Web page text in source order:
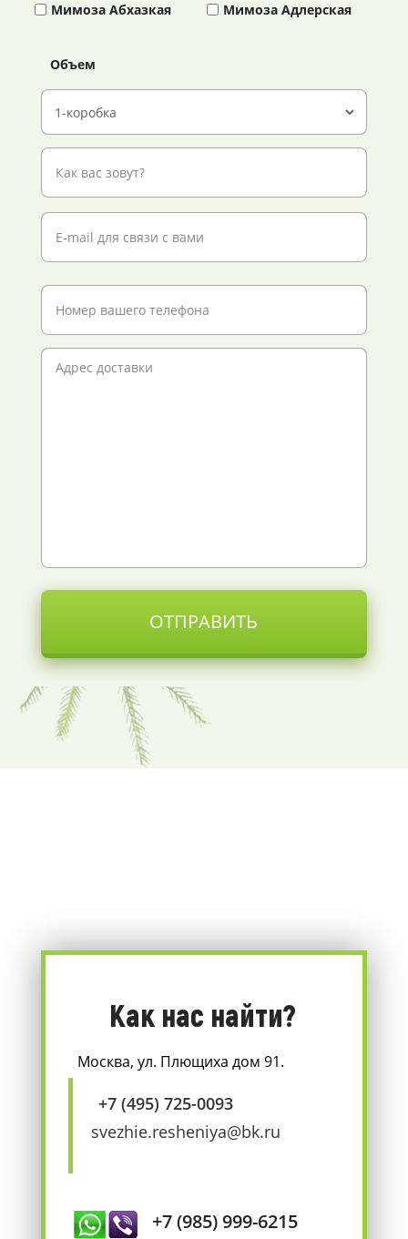
ОТПРАВИТЬ
Мимоза Абхазкая Мимоза Адлерская
Объем
Как нас найти?
Москва, ул. Плющиха дом 91.
+7 (495) 725-0093
svezhie.resheniya@bk.ru
+7 (985) 999-6215